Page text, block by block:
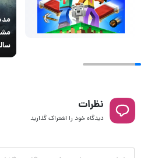
نظرات
دیدگاه خود را اشتراک گذارید